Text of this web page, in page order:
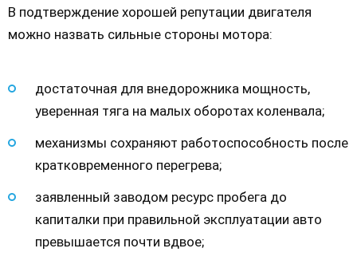
В подтверждение хорошей репутации двигателя
можно назвать сильные стороны мотора:
достаточная для внедорожника мощность,
уверенная тяга на малых оборотах коленвала;
механизмы сохраняют работоспособность после
кратковременного перегрева;
заявленный заводом ресурс пробега до
капиталки при правильной эксплуатации авто
превышается почти вдвое;